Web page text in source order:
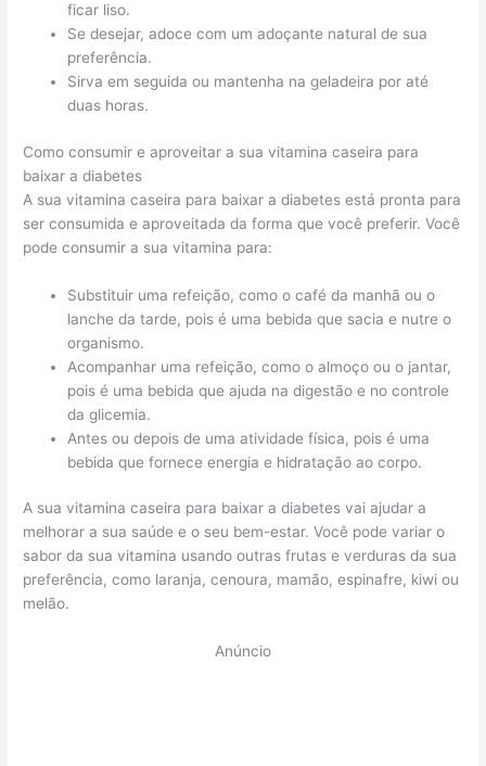
ficar liso.
Se desejar, adoce com um adoçante natural de sua
preferência.
Sirva em seguida ou mantenha na geladeira por até
duas horas.
Como consumir e aproveitar a sua vitamina caseira para
baixar a diabetes
A sua vitamina caseira para baixar a diabetes está pronta para
ser consumida e aproveitada da forma que você preferir. Você
pode consumir a sua vitamina para:
Substituir uma refeição, como o café da manhã ou o
lanche da tarde, pois é uma bebida que sacia e nutre o
organismo.
Acompanhar uma refeição, como o almoço ou o jantar,
pois é uma bebida que ajuda na digestão e no controle
da glicemia.
Antes ou depois de uma atividade física, pois é uma
bebida que fornece energia e hidratação ao corpo.
A sua vitamina caseira para baixar a diabetes vai ajudar a
melhorar a sua saúde e o seu bem-estar. Você pode variar o
sabor da sua vitamina usando outras frutas e verduras da sua
preferência, como laranja, cenoura, mamão, espinafre, kiwi ou
melão.
Anúncio